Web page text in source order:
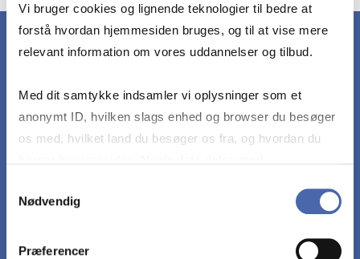
Vi bruger cookies og lignende teknologier til bedre at
forstå hvordan hjemmesiden bruges, og til at vise mere
relevant information om vores uddannelser og tilbud.
Med dit samtykke indsamler vi oplysninger som et
anonymt ID, hvilken slags enhed og browser du besøger
os med, hvilket land du besøger os fra, og hvordan du
markedsføring. Du bestemmer selv - og kan altid trække
Nødvendig
Præferencer
DET LÆRER DU
For at opnå karakteren 12 skal den studerende,
fejl, opfylde følgende læringsmål: